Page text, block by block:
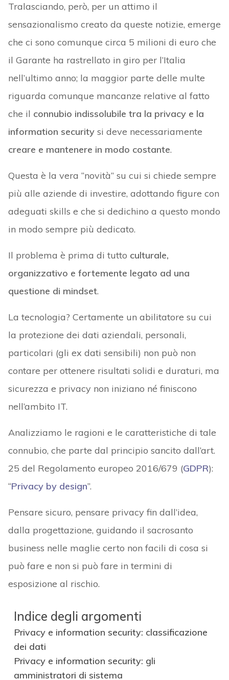
Tralasciando, però, per un attimo il
sensazionalismo creato da queste notizie, emerge
che ci sono comunque circa 5 milioni di euro che
il Garante ha rastrellato in giro per l’Italia
nell’ultimo anno; la maggior parte delle multe
riguarda comunque mancanze relative al fatto
che il connubio indissolubile tra la privacy e la
information securitysi deve necessariamente
creare e mantenere in modo costante.
Questa è la vera “novità” su cui si chiede sempre
più alle aziende di investire, adottando figure con
adeguati skills e che si dedichino a questo mondo
in modo sempre più dedicato.
Il problema è prima di tutto culturale,
organizzativo e fortemente legato ad una
questione di mindset.
La tecnologia? Certamente un abilitatore su cui
la protezione dei dati aziendali, personali,
particolari (gli ex dati sensibili) non può non
contare per ottenere risultati solidi e duraturi, ma
sicurezza e privacy non iniziano né finiscono
nell’ambito IT.
Analizziamo le ragioni e le caratteristiche di tale
connubio, che parte dal principio sancito dall’art.
25 del Regolamento europeo 2016/679 (GDPR):
“Privacy by design”.
Pensare sicuro, pensare privacy fin dall’idea,
dalla progettazione, guidando il sacrosanto
business nelle maglie certo non facili di cosa si
può fare e non si può fare in termini di
esposizione al rischio.
Indice degli argomenti
Privacy e information security: classificazione
dei dati
Privacy e information security: gli
amministratori di sistema